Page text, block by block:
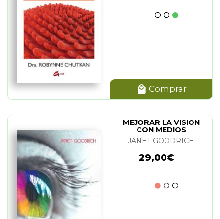
Comprar
MEJORAR LA VISION
CON MEDIOS
NATURALES
JANET GOODRICH
29,00€